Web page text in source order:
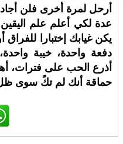
أرحل لمرة أخرى فلن
عدة لكي أعلم علم
يكن غيابك إختبارا
دفعة واحدة، خيبة
أذرع الحب على فترات،
حماقة أنك لم تكً سوى